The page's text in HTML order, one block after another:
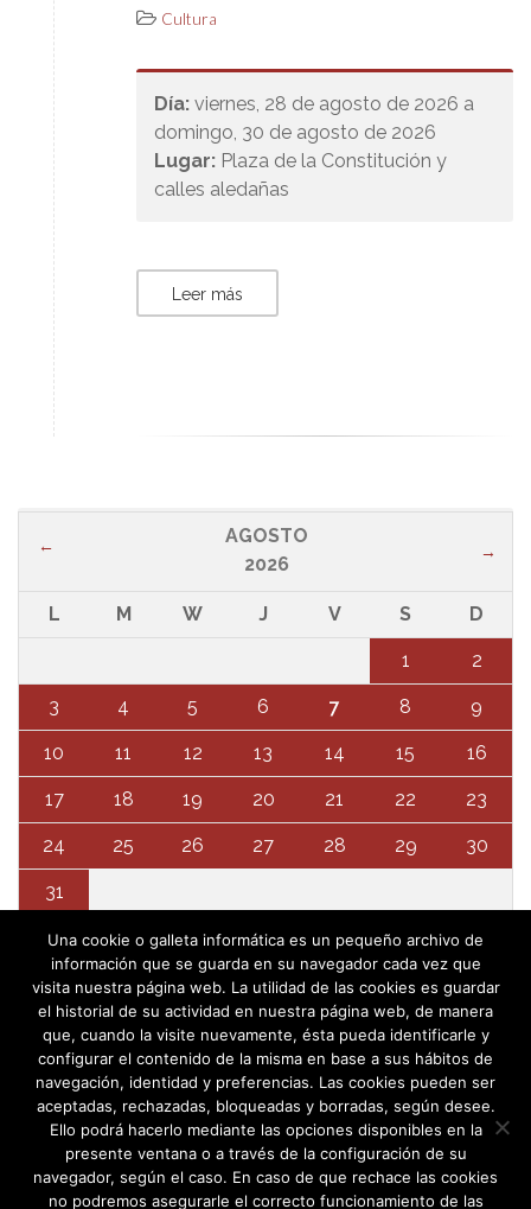
Cultura
Día: viernes, 28 de agosto de 2026 a
domingo, 30 de agosto de 2026
Lugar: Plaza de la Constitución y
calles aledañas
Leer más
← →
AGOSTO
2026
L M W J V S D
1 2
3 4 5 6 7 8 9
10 11 12 13 14 15 16
17 18 19 20 21 22 23
24 25 26 27 28 29 30
31
Una cookie o galleta informática es un pequeño archivo de
información que se guarda en su navegador cada vez que
visita nuestra página web. La utilidad de las cookies es guardar
el historial de su actividad en nuestra página web, de manera
que, cuando la visite nuevamente, ésta pueda identificarle y
configurar el contenido de la misma en base a sus hábitos de
navegación, identidad y preferencias. Las cookies pueden ser
aceptadas, rechazadas, bloqueadas y borradas, según desee.
Ello podrá hacerlo mediante las opciones disponibles en la
presente ventana o a través de la configuración de su
navegador, según el caso. En caso de que rechace las cookies
no podremos asegurarle el correcto funcionamiento de las